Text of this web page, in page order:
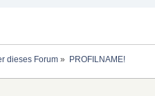
dieses Forum» PROFILNAME!